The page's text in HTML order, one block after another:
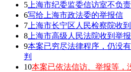
5 上海市纪委监委信访室不负
6写给上海市政法委的举报信
7 上海市长宁区人民检察院收
8 上海市高级人民法院收到举
9本案已穷尽法律程序，仍没
判
10本案已依法信访、举报等，